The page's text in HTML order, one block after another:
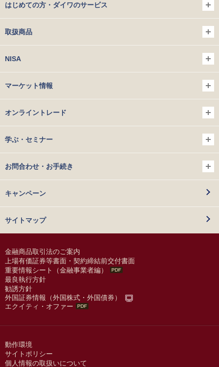
はじめての方・ダイワのサービス
取扱商品
NISA
マーケット情報
オンライントレード
学ぶ・セミナー
お問合わせ・お手続き
キャンペーン
サイトマップ
金融商品取引法のご案内
上場有価証券等書面・契約締結前交付書面
重要情報シート（金融事業者編）
最良執行方針
勧誘方針
外国証券情報（外国株式・外国債券）
エクイティ・オファー
動作環境
サイトポリシー
個人情報の取扱いについて